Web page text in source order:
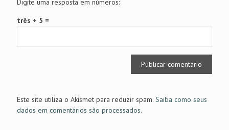
Digite uma resposta em números:
três + 5 =
Este site utiliza o Akismet para reduzir spam. Saiba como seus
dados em comentários são processados.